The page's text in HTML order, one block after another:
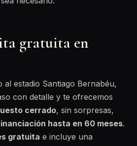
gratuita en
al estadio Santiago Bernabéu,
con detalle y te ofrecemos
cerrado, sin sorpresas,
hasta en 60 meses.
gratuita e incluye una